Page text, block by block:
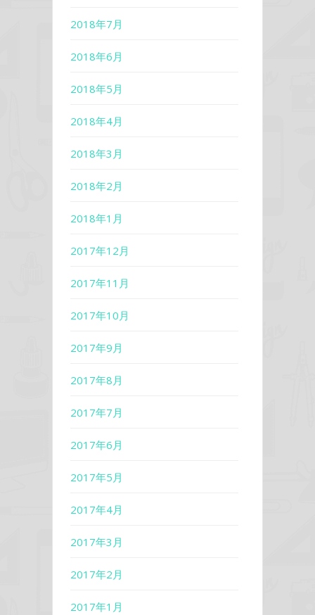
2018年7月
2018年6月
2018年5月
2018年4月
2018年3月
2018年2月
2018年1月
2017年12月
2017年11月
2017年10月
2017年9月
2017年8月
2017年7月
2017年6月
2017年5月
2017年4月
2017年3月
2017年2月
2017年1月